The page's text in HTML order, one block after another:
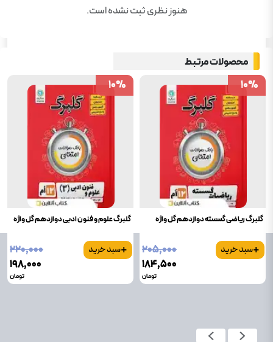
هنوز نظری ثبت نشده است.
محصولات مرتبط
گلبرگ ریاضی گسسته دوازدهم گل واژه
+سبد خرید
۲۰۵٬۰۰۰
۱۸۴٬۵۰۰
تومان
10%
10%
گلبرگ علوم و فنون ادبی دوازدهم گل واژه
+سبد خرید
۲۲۰٬۰۰۰
۱۹۸٬۰۰۰
تومان
10%
10%